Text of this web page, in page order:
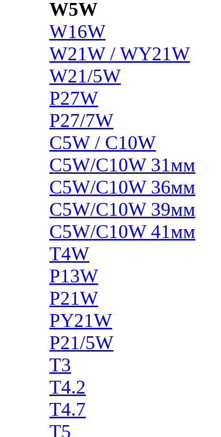
W5W
W16W
W21W / WY21W
W21/5W
P27W
P27/7W
C5W / C10W
C5W/C10W 31мм
C5W/C10W 36мм
C5W/C10W 39мм
C5W/C10W 41мм
T4W
P13W
P21W
PY21W
P21/5W
T3
T4.2
T4.7
T5